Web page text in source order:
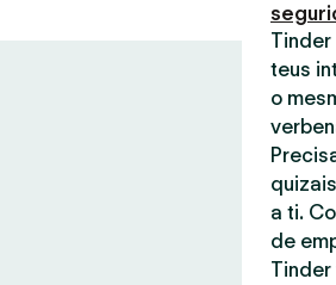
Tinder
teus
o
a ti.
de
Tinder